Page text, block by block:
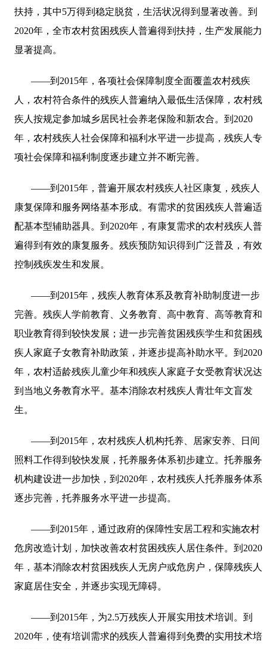
扶持，其中5万得到稳定脱贫，生活状况得到显著改善。到
2020年，全市农村贫困残疾人普遍得到扶持，生产发展能力
显著提高。
——到 2015年，各项社会保障制度全面覆盖农村残疾
人，农村符合条件的残疾人普遍纳入最低生活保障，农村残
疾人按规定参加城乡居民社会养老保险和新农合。到 2020
年，农村残疾人社会保障和福利水平进一步提高，残疾人专
项社会保障和福利制度逐步建立并不断完善。
——到 2015年，普遍开展农村残疾人社区康复，残疾人
康复保障和服务网络基本形成。有需求的贫困残疾人普遍适
配基本型辅助器具。到 2020年，有康复需求的农村残疾人普
遍得到有效的康复服务。残疾预防知识得到广泛普及，有效
控制残疾发生和发展。
——到 2015年，残疾人教育体系及教育补助制度进一步
完善。残疾人学前教育、义务教育、高中教育、高等教育和
职业教育得到较快发展；进一步完善贫困残疾学生和贫困残
疾人家庭子女教育补助政策，并逐步提高补助水平。到 2020
年，农村适龄残疾儿童少年和残疾人家庭子女受教育状况达
到当地义务教育水平。基本消除农村残疾人青壮年文盲发
生。
——到 2015年，农村残疾人机构托养、居家安养、日间
照料工作得到较快发展，托养服务体系初步建立。托养服务
机构建设进一步加快，到 2020年，农村残疾人托养服务体系
逐步完善，托养服务水平进一步提高。
——到 2015年，通过政府的保障性安居工程和实施农村
危房改造计划，加快改善农村贫困残疾人居住条件。到 2020
年，基本消除农村贫困残疾人无房户或危房户，保障残疾人
家庭居住安全，并逐步实现无障碍。
——到 2015年，为2.5万残疾人开展实用技术培训。到
2020年，使有培训需求的残疾人普遍得到免费的实用技术培